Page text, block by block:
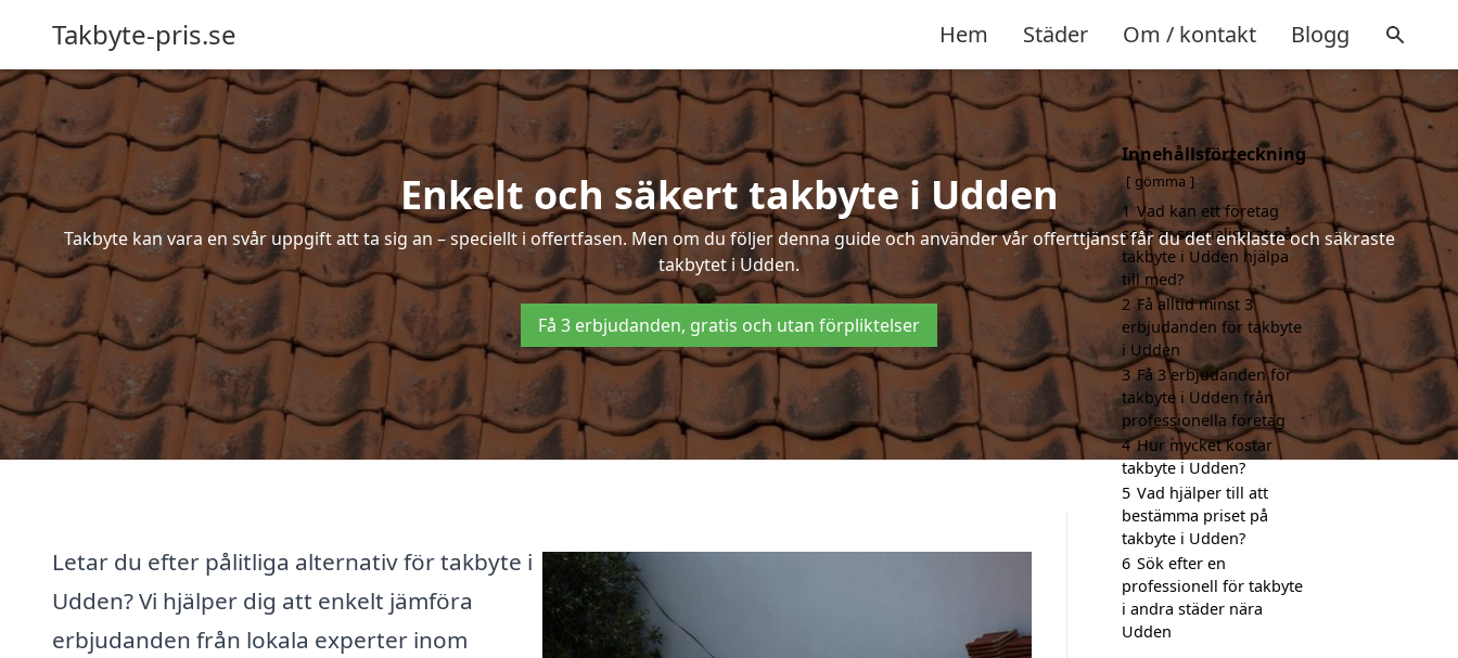
Takbyte-pris.se Hem Städer Om / kontakt Blogg
Enkelt och säkert takbyte i Udden
Takbyte kan vara en svår uppgift att ta sig an – speciellt i offertfasen. Men om du följer denna guide och använder vår offerttjänst får du det enklaste och säkraste
takbytet i Udden.
Få 3 erbjudanden, gratis och utan förpliktelser
Letar du efter pålitliga alternativ för takbyte i
Udden? Vi hjälper dig att enkelt jämföra
erbjudanden från lokala experter inom
Innehållsförteckning
gömma
1 Vad kan ett företag
som är specialiserat på
takbyte i Udden hjälpa
till med?
2 Få alltid minst 3
erbjudanden för takbyte
i Udden
3 Få 3 erbjudanden för
takbyte i Udden från
professionella företag
4 Hur mycket kostar
takbyte i Udden?
5 Vad hjälper till att
bestämma priset på
takbyte i Udden?
6 Sök efter en
professionell för takbyte
i andra städer nära
Udden